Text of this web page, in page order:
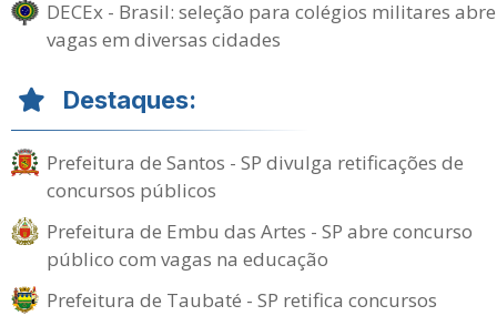
DECEx - Brasil: seleção para colégios militares abre
vagas em diversas cidades
Destaques:
Prefeitura de Santos - SP divulga retificações de
concursos públicos
Prefeitura de Embu das Artes - SP abre concurso
público com vagas na educação
Prefeitura de Taubaté - SP retifica concursos